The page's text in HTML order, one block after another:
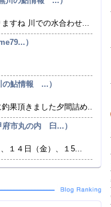
すね 川での水合わせ...
）
の鮎情報 ...）
果頂きました夕間詰め...
府市丸の内 臼...）
１４日（金）、１5...